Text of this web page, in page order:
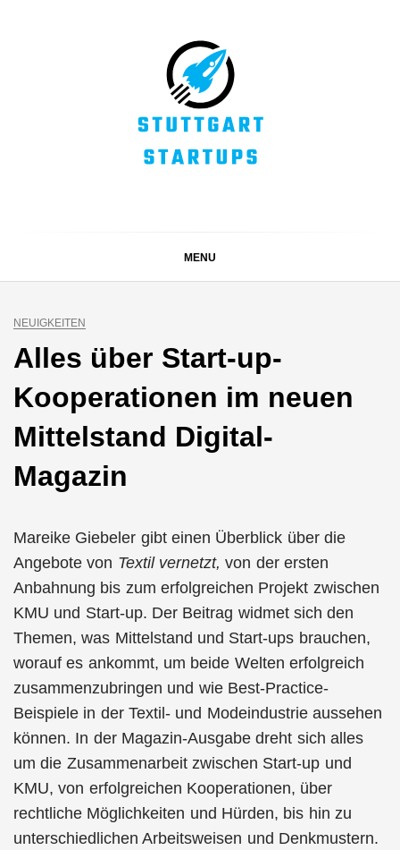
MENU
NEUIGKEITEN
Alles über Start-up-
Kooperationen im neuen
Mittelstand Digital-
Magazin
Mareike Giebeler gibt einen Überblick über die
Angebote von Textil vernetzt, von der ersten
Anbahnung bis zum erfolgreichen Projekt zwischen
KMU und Start-up. Der Beitrag widmet sich den
Themen, was Mittelstand und Start-ups brauchen,
worauf es ankommt, um beide Welten erfolgreich
zusammenzubringen und wie Best-Practice-
Beispiele in der Textil- und Modeindustrie aussehen
können. In der Magazin-Ausgabe dreht sich alles
um die Zusammenarbeit zwischen Start-up und
KMU, von erfolgreichen Kooperationen, über
rechtliche Möglichkeiten und Hürden, bis hin zu
unterschiedlichen Arbeitsweisen und Denkmustern.